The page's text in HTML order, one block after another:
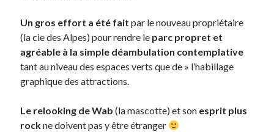
Un gros effort a été fait par le nouveau propriétaire
(la cie des Alpes) pour rendre le parc propret et
agréable à la simple déambulation contemplative
tant au niveau des espaces verts que de » l’habillage
graphique des attractions.
Le relooking de Wab (la mascotte) et son esprit plus
rockne doivent pas y être étranger